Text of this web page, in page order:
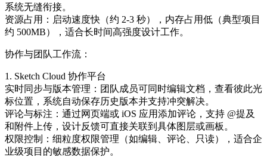
系统无缝衔接。
资源占用：启动速度快（约 2-3 秒），内存占用低（典型项目
约 500MB），适合长时间高强度设计工作。
协作与团队工作流：
1. Sketch Cloud 协作平台
实时同步与版本管理：团队成员可同时编辑文档，查看彼此光
标位置，系统自动保存历史版本并支持冲突解决。
评论与标注：通过网页端或 iOS 应用添加评论，支持 @提及
和附件上传，设计反馈可直接关联到具体图层或画板。
权限控制：细粒度权限管理（如编辑、评论、只读），适合企
业级项目的敏感数据保护。